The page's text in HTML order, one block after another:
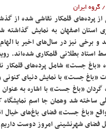
آیین اخلاق حرفه ای
گروه ایران
پرده‌های قلمکار نقاشی شده
استان اصفهان به نمایش
و برخی نیز در سال‌های اخیر با
استاد بطلانی قلمکاری شده‌اند.
«باغ جست» شامل پرده‌های
«باغ جست» با نمایش دنیای کنونی
«باغ جست» با اشاره به
ساخته شد وهمان جا اسم نمایشگاه
«باغ جست» فضای باغ‌های خیال
فضای شهرنشینی امروز دوست